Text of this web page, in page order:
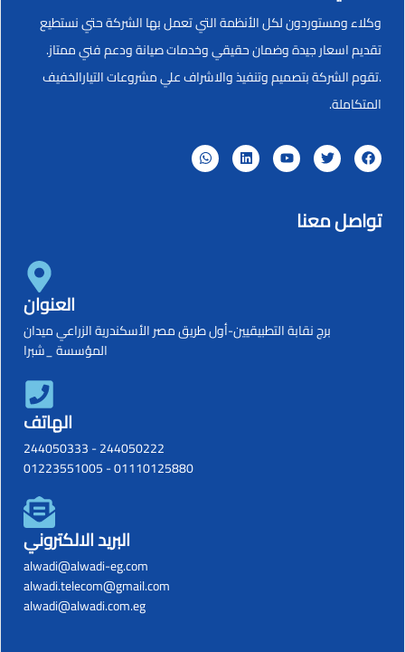
وكلاء ومستوردون لكل الأنظمة التي تعمل بها الشركة حتي نستطيع
تقديم اسعار جيدة وضمان حقيقي وخدمات صيانة ودعم فني ممتاز.
.تقوم الشركة بتصميم وتنفيذ والاشراف علي مشروعات التيارالخفيف
المتكاملة.
تواصل معنا
العنوان
برج نقابة التطبيقيين-أول طريق مصر الأسكندرية الزراعي ميدان
المؤسسة _شبرا
الهاتف
244050222
-
244050333
01110125880
-
01223551005
البريد الالكتروني
alwadi@alwadi-eg.com
alwadi.telecom@gmail.com
alwadi@alwadi.com.eg